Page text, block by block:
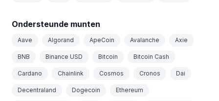
Ondersteunde munten
Aave Algorand ApeCoin Avalanche Axie
BNB Binance USD Bitcoin Bitcoin Cash
Cardano Chainlink Cosmos Cronos Dai
Decentraland Dogecoin Ethereum